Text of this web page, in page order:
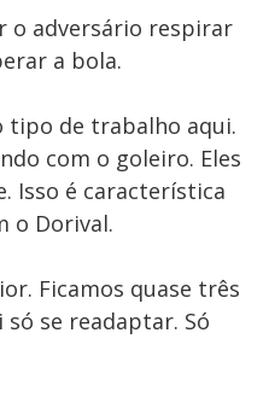
o adversário respirar
a bola.
tipo de trabalho aqui.
com o goleiro. Eles
Isso é característica
o Dorival.
Ficamos quase três
se readaptar. Só